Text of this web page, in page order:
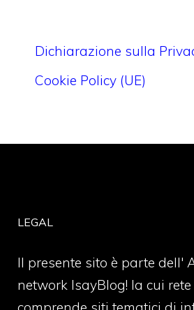
Dichiarazione sulla
Cookie Policy (UE)
LEGAL
Il presente sito è parte dell'
network IsayBlog! la cui